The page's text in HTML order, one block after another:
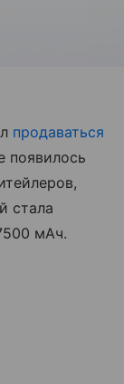
продаваться
появилось
стала
мАч.